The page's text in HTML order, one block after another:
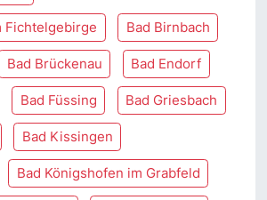
Fichtelgebirge Bad Birnbach
Bad Brückenau Bad Endorf
Bad Füssing Bad Griesbach
Bad Kissingen
Bad Königshofen im Grabfeld